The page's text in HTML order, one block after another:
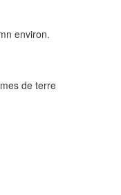
environ.
de terre